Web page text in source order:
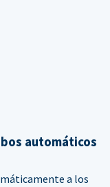
automáticos
a los